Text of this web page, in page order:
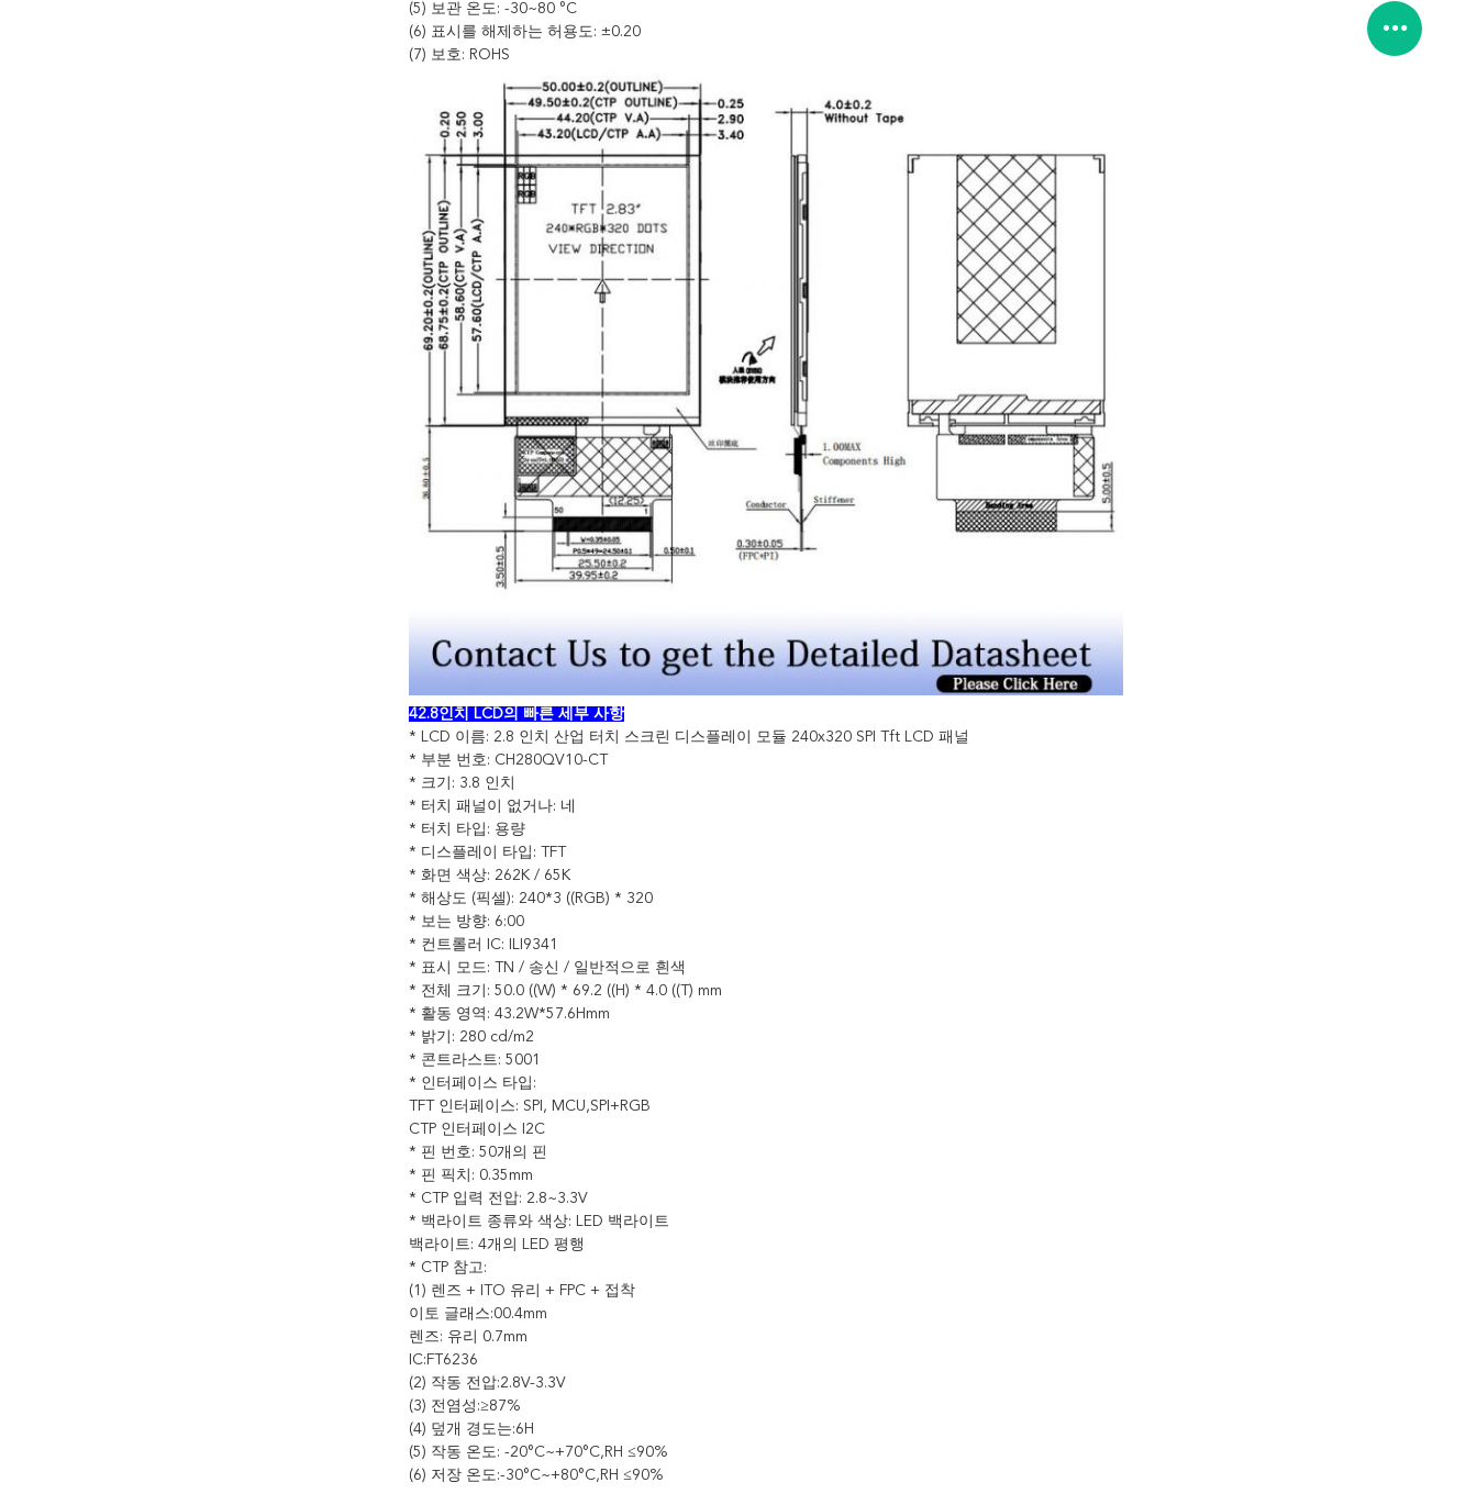
(5) 보관 온도: -30~80 °C
(6) 표시를 해제하는 허용도: ±0.20
(7) 보호: ROHS
42.8인치 LCD의 빠른 세부 사항
* LCD 이름: 2.8 인치 산업 터치 스크린 디스플레이 모듈 240x320 SPI Tft LCD 패널
* 부분 번호: CH280QV10-CT
* 크기: 3.8 인치
* 터치 패널이 없거나: 네
* 터치 타입: 용량
* 디스플레이 타입: TFT
* 화면 색상: 262K / 65K
* 해상도 (픽셀): 240*3 ((RGB) * 320
* 보는 방향: 6:00
* 컨트롤러 IC: ILI9341
* 표시 모드: TN / 송신 / 일반적으로 흰색
* 전체 크기: 50.0 ((W) * 69.2 ((H) * 4.0 ((T) mm
* 활동 영역: 43.2W*57.6Hmm
* 밝기: 280 cd/m2
* 콘트라스트: 5001
* 인터페이스 타입:
TFT 인터페이스: SPI, MCU,SPI+RGB
CTP 인터페이스 I2C
* 핀 번호: 50개의 핀
* 핀 픽치: 0.35mm
* CTP 입력 전압: 2.8~3.3V
* 백라이트 종류와 색상: LED 백라이트
백라이트: 4개의 LED 평행
* CTP 참고:
(1) 렌즈 + ITO 유리 + FPC + 접착
이토 글래스:00.4mm
렌즈: 유리 0.7mm
IC:FT6236
(2) 작동 전압:2.8V-3.3V
(3) 전염성:≥87%
(4) 덮개 경도는:6H
(5) 작동 온도: -20°C~+70°C,RH ≤90%
(6) 저장 온도:-30°C~+80°C,RH ≤90%